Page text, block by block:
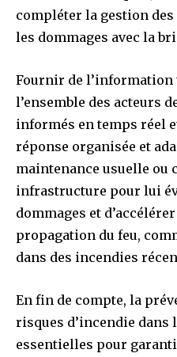
compléter la gestion
les dommages avec la
Fournir de l’information
l’ensemble des acteurs
informés en temps réel
réponse organisée et
maintenance usuelle ou
infrastructure pour lui
dommages et
propagation du feu,
dans des incendies
En fin de compte, la
risques d’incendie dans
essentielles pour